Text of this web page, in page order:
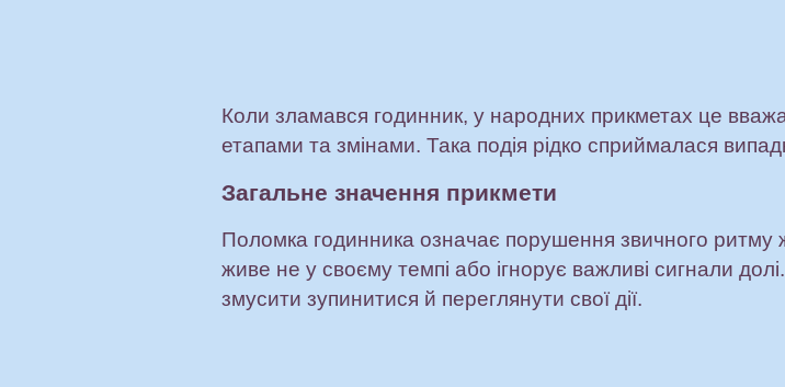
Коли зламався годинник, у народних прикметах це
етапами та змінами. Така подія рідко сприймалася
Загальне значення прикмети
Поломка годинника означає порушення звичного ритму
живе не у своєму темпі або ігнорує важливі сигнали
змусити зупинитися й переглянути свої дії.